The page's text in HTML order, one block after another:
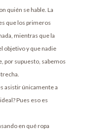
quién se hable. La
que los primeros
mientras que la
objetivo y que nadie
por supuesto, sabemos
asistir únicamente a
Pues eso es
en qué ropa